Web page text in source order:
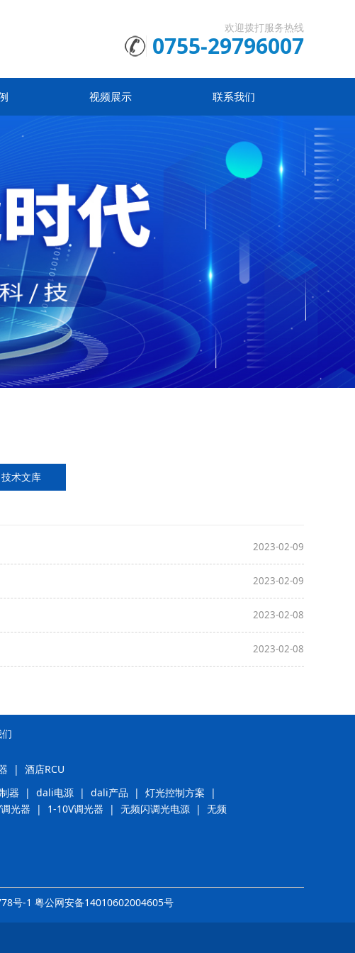
欢迎拨打服务热线
0755-29796007
视频展示 联系我们
技术文库
2023-02-09
2023-02-09
2023-02-08
2023-02-08
们
| 酒店RCU
器 | dali电源 | dali产品 | 灯光控制方案
|
光器 | 1-10V调光器 | 无频闪调光电源 | 无频
号-1 粤公网安备14010602004605号